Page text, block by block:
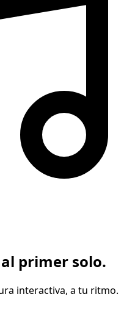
primer solo.
interactiva, a tu ritmo.